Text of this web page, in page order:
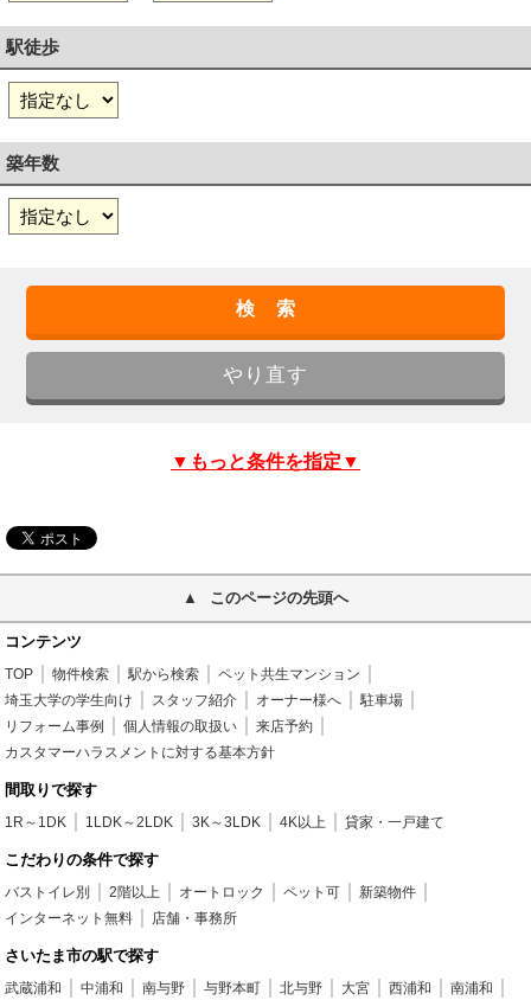
駅徒歩
築年数
▼もっと条件を指定▼
このページの先頭へ
コンテンツ
TOP 物件検索 駅から検索
ペット共生マンション
埼玉大学の学生向け
スタッフ紹介 オーナー様へ
駐車場
リフォーム事例
個人情報の取扱い
来店予約
カスタマーハラスメントに対する基本方針
間取りで探す
1R～1DK 1LDK～2LDK 3K～3LDK 4K以上 貸家・一戸建て
こだわりの条件で探す
バストイレ別 2階以上 オートロック ペット可
新築物件
インターネット無料
店舗・事務所
さいたま市の駅で探す
武蔵浦和 中浦和 南与野 与野本町 北与野 大宮 西浦和
南浦和